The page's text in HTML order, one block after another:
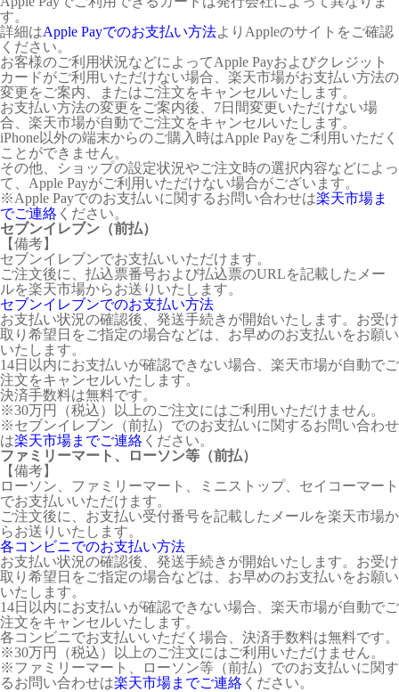
す。
詳細はApple Payでのお支払い方法よりAppleのサイトをご確認
ください。
お客様のご利用状況などによってApple Payおよびクレジット
カードがご利用いただけない場合、楽天市場がお支払い方法の
変更をご案内、またはご注文をキャンセルいたします。
お支払い方法の変更をご案内後、7日間変更いただけない場
合、楽天市場が自動でご注文をキャンセルいたします。
iPhone以外の端末からのご購入時はApple Payをご利用いただく
ことができません。
その他、ショップの設定状況やご注文時の選択内容などによっ
て、Apple Payがご利用いただけない場合がございます。
※Apple Payでのお支払いに関するお問い合わせは楽天市場ま
でご連絡 ください。
セブンイレブン（前払）
【備考】
セブンイレブンでお支払いいただけます。
ご注文後に、払込票番号および払込票のURLを記載したメー
ルを楽天市場からお送りいたします。
セブンイレブンでのお支払い方法
お支払い状況の確認後、発送手続きが開始いたします。お受け
取り希望日をご指定の場合などは、お早めのお支払いをお願い
いたします。
14日以内にお支払いが確認できない場合、楽天市場が自動でご
注文をキャンセルいたします。
決済手数料は無料です。
※30万円（税込）以上のご注文にはご利用いただけません。
※セブンイレブン（前払）でのお支払いに関するお問い合わせ
は楽天市場までご連絡 ください。
ファミリーマート、ローソン等（前払）
【備考】
ローソン、ファミリーマート、ミニストップ、セイコーマート
でお支払いいただけます。
ご注文後に、お支払い受付番号を記載したメールを楽天市場か
らお送りいたします。
各コンビニでのお支払い方法
お支払い状況の確認後、発送手続きが開始いたします。お受け
取り希望日をご指定の場合などは、お早めのお支払いをお願い
いたします。
14日以内にお支払いが確認できない場合、楽天市場が自動でご
注文をキャンセルいたします。
各コンビニでお支払いいただく場合、決済手数料は無料です。
※30万円（税込）以上のご注文にはご利用いただけません。
※ファミリーマート、ローソン等（前払）でのお支払いに関す
るお問い合わせは楽天市場までご連絡 ください。